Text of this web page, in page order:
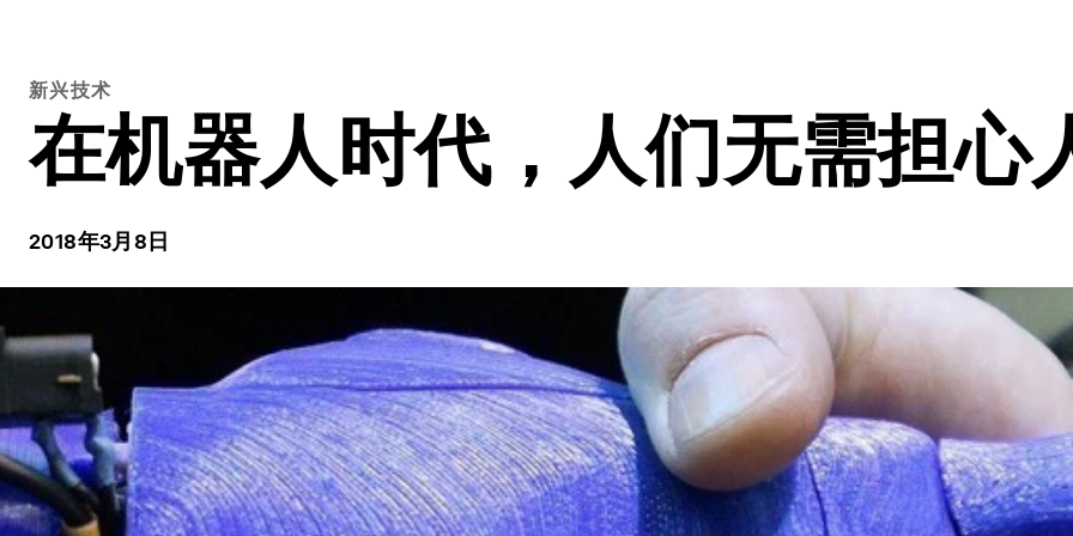
新兴技术
在机器人时代，人们无需担心
2018年3月8日